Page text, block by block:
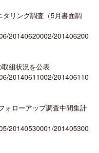
リング調査（5月書面調
20140620002/201406200
組状況を公表
20140611002/201406110
ォローアップ調査中間集計
20140530001/201405300